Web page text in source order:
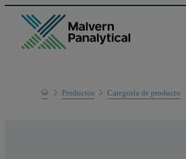
HomeProductos Categoría de producto